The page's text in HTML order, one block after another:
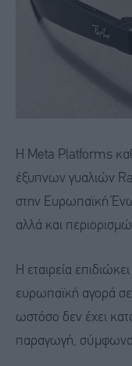
Η Meta Platforms
έξυπνων γυαλιών
στην Ευρωπαϊκή
αλλά και
Η εταιρεία
ευρωπαϊκή αγορά
ωστόσο δεν έχει
παραγωγή,